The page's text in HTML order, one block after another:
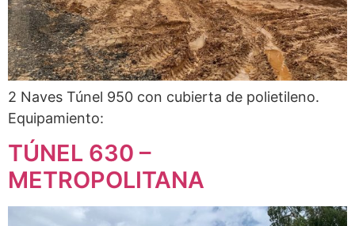
2 Naves Túnel 950 con cubierta de polietileno.
Equipamiento:
TÚNEL 630 –
METROPOLITANA